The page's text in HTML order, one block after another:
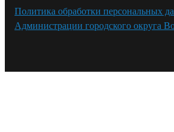
Политика обработки персональных
Администрации городского округа